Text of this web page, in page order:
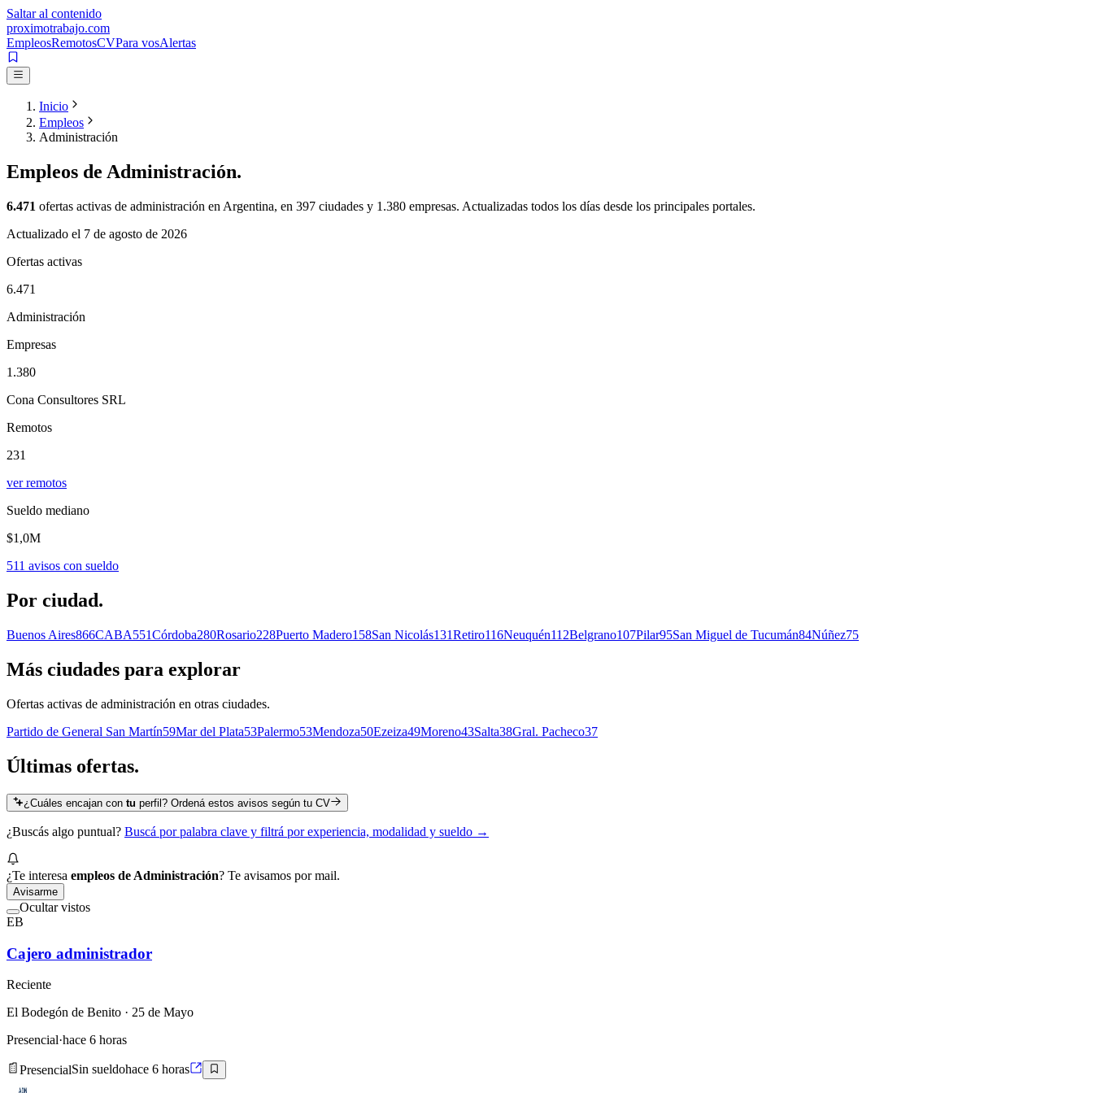
Saltar al contenido
proximotrabajo.com
EmpleosRemotosCVPara vosAlertas
Inicio
Empleos
Administración
Empleos de Administración.
6.471 ofertas activas de administración en Argentina, en 397 ciudades y 1.380 empresas. Actualizadas todos los días desde los principales portales.
Actualizado el 7 de agosto de 2026
Ofertas activas
6.471
Administración
Empresas
1.380
Cona Consultores SRL
Remotos
231
ver remotos
Sueldo mediano
$1,0M
511 avisos con sueldo
Por ciudad.
Buenos Aires866CABA551Córdoba280Rosario228Puerto Madero158San Nicolás131Retiro116Neuquén112Belgrano107Pilar95San Miguel de Tucumán84Núñez75
Más ciudades para explorar
Ofertas activas de administración en otras ciudades.
Partido de General San Martín59Mar del Plata53Palermo53Mendoza50Ezeiza49Moreno43Salta38Gral. Pacheco37
Últimas ofertas.
¿Cuáles encajan contu perfil? Ordená estos avisos según tu CV
¿Buscás algo puntual? Buscá por palabra clave y filtrá por experiencia, modalidad y sueldo →
¿Te interesa empleos de Administración? Te avisamos por mail.
Avisarme
Ocultar vistos
EB
Cajero administrador
Reciente
El Bodegón de Benito · 25 de Mayo
Presencial·hace 6 horas
PresencialSin sueldohace 6 horas